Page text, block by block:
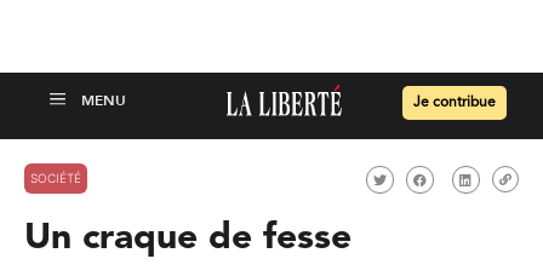
Je contribue
SOCIÉTÉ
Un craque de fesse